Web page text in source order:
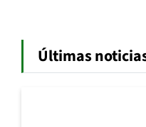
Últimas